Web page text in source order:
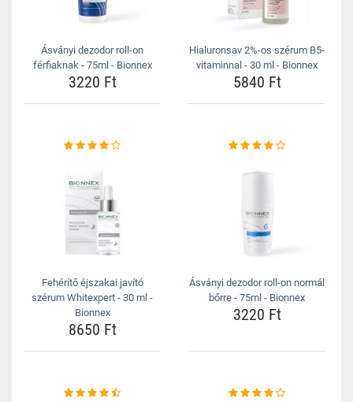
Ásványi dezodor roll-on
férfiaknak - 75ml - Bionnex
3220 Ft
Hialuronsav 2%-os szérum B5-
vitaminnal - 30 ml - Bionnex
5840 Ft
Fehérítő éjszakai javító
szérum Whitexpert - 30 ml -
Bionnex
8650 Ft
Ásványi dezodor roll-on normál
bőrre - 75ml - Bionnex
3220 Ft